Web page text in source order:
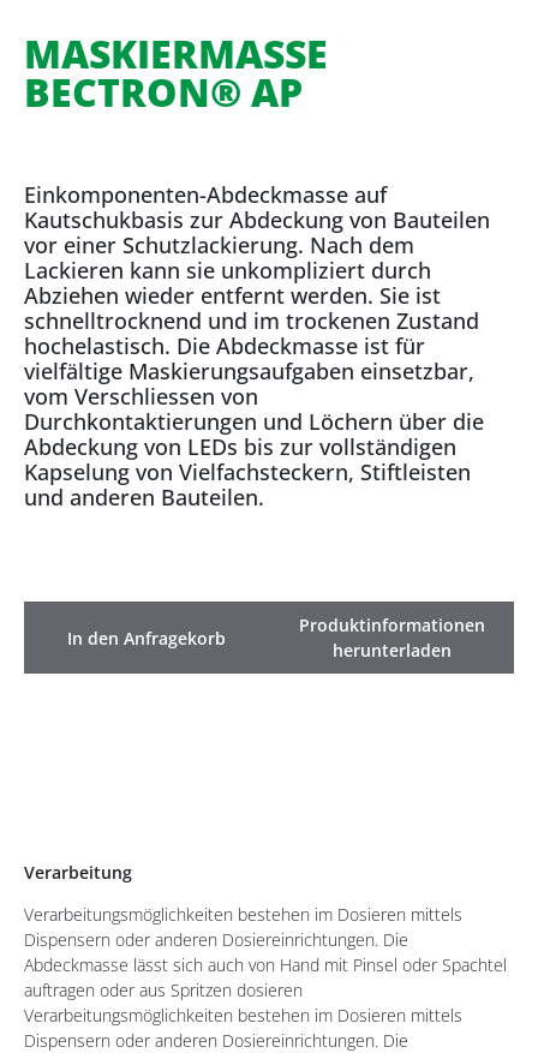
MASKIERMASSE
BECTRON® AP
Einkomponenten-Abdeckmasse auf
Kautschukbasis zur Abdeckung von Bauteilen
vor einer Schutzlackierung. Nach dem
Lackieren kann sie unkompliziert durch
Abziehen wieder entfernt werden. Sie ist
schnelltrocknend und im trockenen Zustand
hochelastisch. Die Abdeckmasse ist für
vielfältige Maskierungsaufgaben einsetzbar,
vom Verschliessen von
Durchkontaktierungen und Löchern über die
Abdeckung von LEDs bis zur vollständigen
Kapselung von Vielfachsteckern, Stiftleisten
und anderen Bauteilen.
In den Anfragekorb
Produktinformationen
herunterladen
Verarbeitung
Verarbeitungsmöglichkeiten bestehen im Dosieren mittels
Dispensern oder anderen Dosiereinrichtungen. Die
Abdeckmasse lässt sich auch von Hand mit Pinsel oder Spachtel
auftragen oder aus Spritzen dosieren
Verarbeitungsmöglichkeiten bestehen im Dosieren mittels
Dispensern oder anderen Dosiereinrichtungen. Die